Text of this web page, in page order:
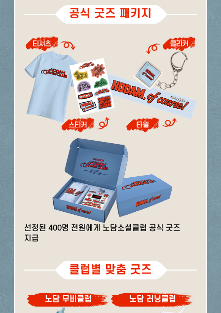
공식 굿즈 패키지
선정된 400명 전원에게 노담소셜클럽 공식 굿즈
지급
클럽별 맞춤 굿즈
노담 무비클럽 노담 러닝클럽